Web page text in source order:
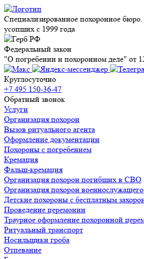
Специализированное похоронное
усопших с 1999 года
Федеральный закон
"О погребении и похоронном деле" от
Круглосуточно
+7 495 150-36-47
Обратный звонок
Услуги
Организация похорон
Вызов ритуального агента
Оформление документации
Похороны с погребением
Кремация
Фальш-кремация
Организация похорон погибших в СВО
Организация похорон военнослужащего
Детские похороны с бесплатным
Проведение церемонии
Траурное оформление похоронной
Ритуальный транспорт
Носильщики гроба
Отпевание